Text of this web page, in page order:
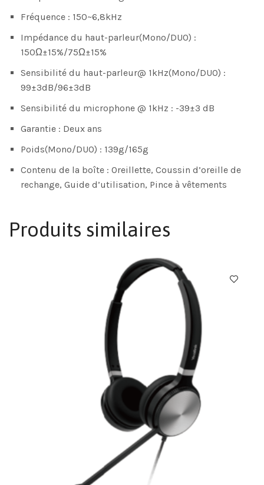
Fréquence : 150~6,8kHz
Impédance du haut-parleur(Mono/DUO) :
150Ω±15%/75Ω±15%
Sensibilité du haut-parleur@ 1kHz(Mono/DUO) :
99±3dB/96±3dB
Sensibilité du microphone @ 1kHz : -39±3 dB
Garantie : Deux ans
Poids(Mono/DUO) : 139g/165g
Contenu de la boîte : Oreillette, Coussin d’oreille de
rechange, Guide d’utilisation, Pince à vêtements
Produits similaires